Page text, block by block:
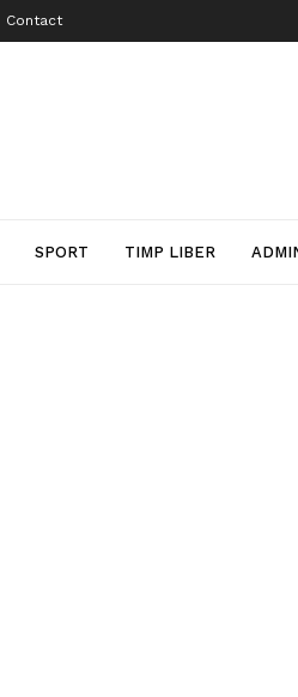
Contact
SPORT TIMP LIBER